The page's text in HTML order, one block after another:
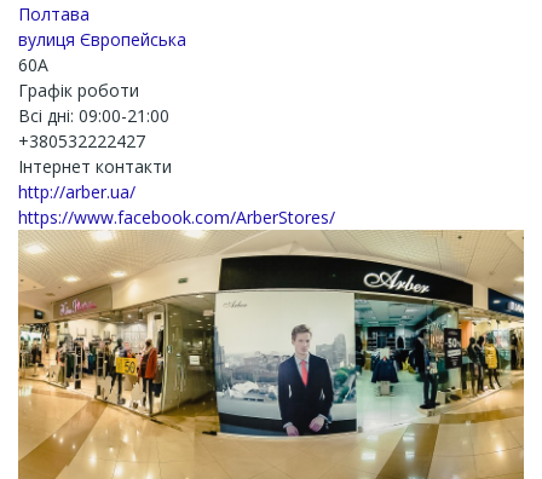
Полтава
вулиця Європейська
60А
Графік роботи
Всі дні: 09:00-21:00
+380532222427
Інтернет контакти
http://arber.ua/
https://www.facebook.com/ArberStores/